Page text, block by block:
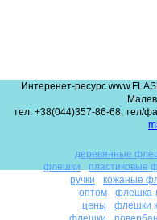
Интеренет-ресурс
тел: +38(044)357-86-68, тел/
деревянные
флешки
пластиковые
ручки
кожаные
оптом
флешка-
цены
флешки